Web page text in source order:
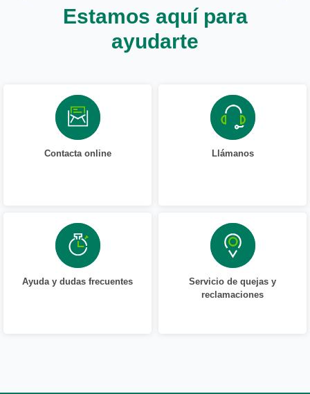
Estamos aquí para
ayudarte
Contacta online Llámanos
Ayuda y dudas frecuentes
Servicio de quejas y
reclamaciones